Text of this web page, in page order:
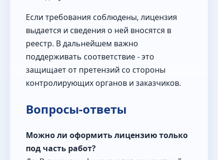
Если требования соблюдены, лицензия
выдается и сведения о ней вносятся в
реестр. В дальнейшем важно
поддерживать соответствие - это
защищает от претензий со стороны
контролирующих органов и заказчиков.
Вопросы-ответы
Можно ли оформить лицензию только
под часть работ?